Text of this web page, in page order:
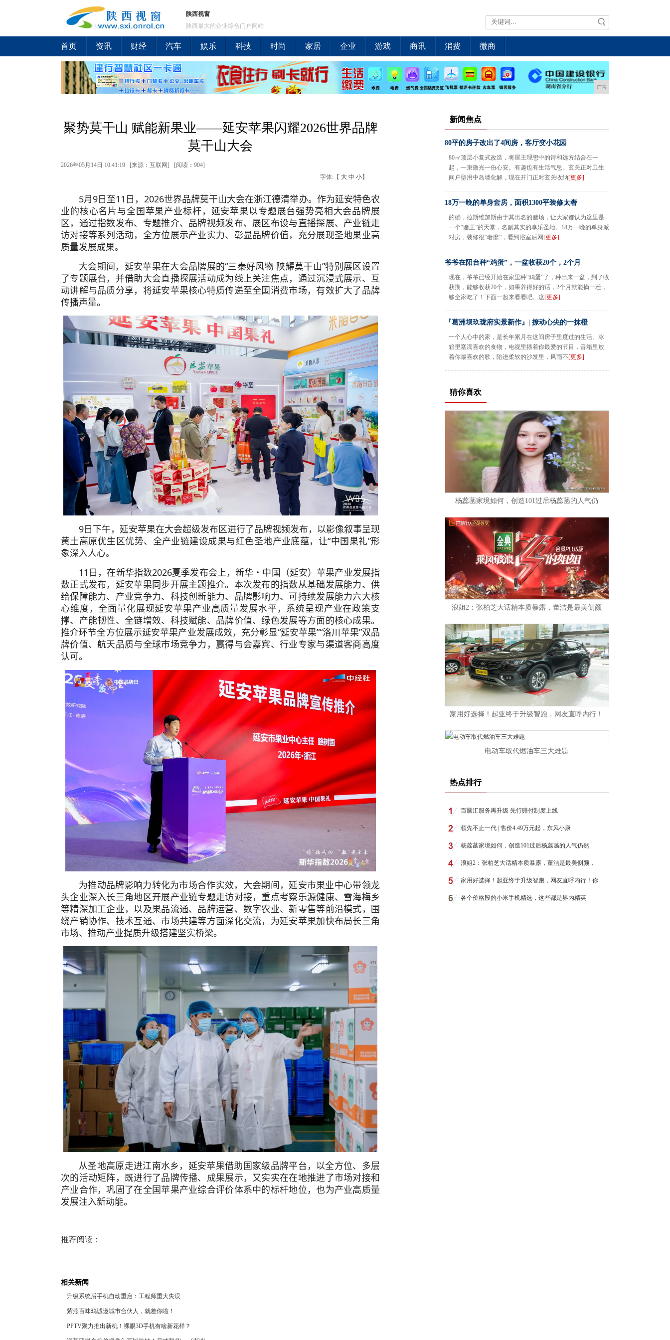
陕西视窗
陕西最大的企业综合门户网站
首页 资讯 财经 汽车 娱乐 科技 时尚 家居 企业 游戏 商讯 消费 微商
广告
聚势莫干山 赋能新果业——延安苹果闪耀2026世界品牌
莫干山大会
2026年05月14日 10:41:19 [来源：互联网] [阅读：904]
字体:【 大 中 小】
5月9日至11日，2026世界品牌莫干山大会在浙江德清举办。作为延安特色农
业的核心名片与全国苹果产业标杆，延安苹果以专题展台强势亮相大会品牌展
区，通过指数发布、专题推介、品牌视频发布、展区布设与直播探展、产业链走
访对接等系列活动，全方位展示产业实力、彰显品牌价值，充分展现圣地果业高
质量发展成果。
大会期间，延安苹果在大会品牌展的“三秦好风物 陕耀莫干山”特别展区设置
了专题展台，并借助大会直播探展活动成为线上关注焦点，通过沉浸式展示、互
动讲解与品质分享，将延安苹果核心特质传递至全国消费市场，有效扩大了品牌
传播声量。
9日下午，延安苹果在大会超级发布区进行了品牌视频发布，以影像叙事呈现
黄土高原优生区优势、全产业链建设成果与红色圣地产业底蕴，让“中国果礼”形
象深入人心。
11日，在新华指数2026夏季发布会上，新华・中国（延安）苹果产业发展指
数正式发布，延安苹果同步开展主题推介。本次发布的指数从基础发展能力、供
给保障能力、产业竞争力、科技创新能力、品牌影响力、可持续发展能力六大核
心维度，全面量化展现延安苹果产业高质量发展水平，系统呈现产业在政策支
撑、产能韧性、全链增效、科技赋能、品牌价值、绿色发展等方面的核心成果。
推介环节全方位展示延安苹果产业发展成效，充分彰显“延安苹果”“洛川苹果”双品
牌价值、航天品质与全球市场竞争力，赢得与会嘉宾、行业专家与渠道客商高度
认可。
为推动品牌影响力转化为市场合作实效，大会期间，延安市果业中心带领龙
头企业深入长三角地区开展产业链专题走访对接，重点考察乐源健康、雪海梅乡
等精深加工企业，以及果品流通、品牌运营、数字农业、新零售等前沿模式，围
绕产销协作、技术互通、市场共建等方面深化交流，为延安苹果加快布局长三角
市场、推动产业提质升级搭建坚实桥梁。
从圣地高原走进江南水乡，延安苹果借助国家级品牌平台，以全方位、多层
次的活动矩阵，既进行了品牌传播、成果展示，又实实在在地推进了市场对接和
产业合作，巩固了在全国苹果产业综合评价体系中的标杆地位，也为产业高质量
发展注入新动能。
推荐阅读：
相关新闻
升级系统后手机自动重启：工程师重大失误
紫燕百味鸡诚邀城市合伙人，就差你啦！
PPTV聚力推出新机！裸眼3D手机有啥新花样？
新闻焦点
80平的房子改出了4间房，客厅变小花园
80㎡顶层小复式改造，将屋主理想中的诗和远方结合在一
起，一束微光一份心安。有趣也有生活气息。玄关正对卫生
间户型用中岛墙化解，现在开门正对玄关收纳[更多]
18万一晚的单身套房，面积1300平装修太奢
的确，拉斯维加斯由于其出名的赌场，让大家都认为这里是
一个“赌王”的天堂，名副其实的享乐圣地。18万一晚的单身派
对房，装修很“奢靡”，看到浴室后网 [更多]
爷爷在阳台种“鸡蛋”，一盆收获20个，2个月
现在，爷爷已经开始在家里种“鸡蛋”了，种出来一盆，到了收
获期，能够收获20个，如果养得好的话，2个月就能摘一茬，
够全家吃了！下面一起来看看吧。这[更多]
『葛洲坝玖珑府实景新作』| 撩动心尖的一抹橙
一个人心中的家，是长年累月在这间房子里度过的生活。冰
箱里塞满喜欢的食物，电视里播着你最爱的节目，音箱里放
着你最喜欢的歌，陷进柔软的沙发里，风雨不[更多]
猜你喜欢
杨蕊菡家境如何，创造101过后杨蕊菡的人气仍
浪姐2：张柏芝大话精本质暴露，董洁是最美侧颜
家用好选择！起亚终于升级智跑，网友直呼内行！
电动车取代燃油车三大难题
热点排行
百脑汇服务再升级 先行赔付制度上线
领先不止一代 | 售价4.49万元起，东风小康
杨蕊菡家境如何，创造101过后杨蕊菡的人气仍然
浪姐2：张柏芝大话精本质暴露，董洁是最美侧颜，
家用好选择！起亚终于升级智跑，网友直呼内行！你
各个价格段的小米手机精选，这些都是界内精英